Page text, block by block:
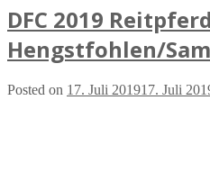
DFC 2019
Hengstfohlen/
Posted on 17. Juli 201917. Juli